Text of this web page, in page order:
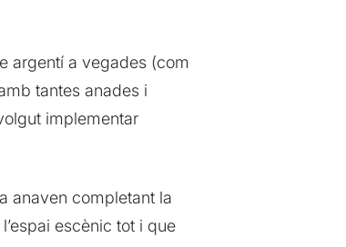
argentí a vegades (com
tantes anades i
implementar
anaven completant la
escènic tot i que